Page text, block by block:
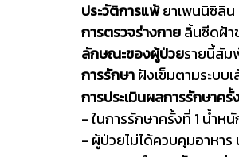
ประวัติการแพ้ยาเพนนิซิลิน
การตรวจร่างกายลิ้นซีดฝ้า
ลักษณะของผู้ป่วยรายนี้สัม
การรักษาฝังเข็มตามระบบ
การประเมินผลการรักษาครั้
- ในการรักษาครั้งที่ 1 น้ำ
- ผู้ป่วยไม่ได้ควบคุมอาหา